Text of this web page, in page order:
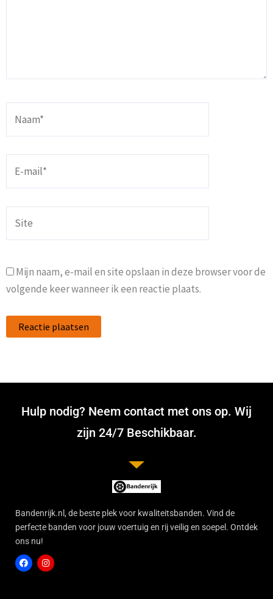
mail*
Mijn naam, e-mail en site opslaan in deze browser voor de
volgende keer wanneer ik een reactie plaats.
Hulp nodig? Neem contact met ons op. Wij
zijn 24/7 Beschikbaar.
Bandenrijk.nl, de beste plek voor kwaliteitsbanden. Vind de
perfecte banden voor jouw voertuig en rij veilig en soepel. Ontdek
ons nu!